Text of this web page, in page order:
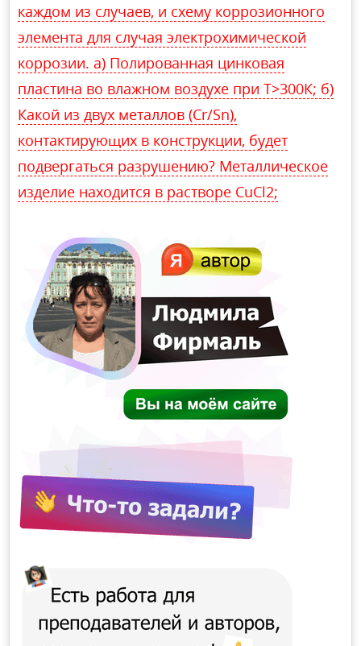
каждом из случаев, и схему коррозионного
элемента для случая электрохимической
коррозии. а) Полированная цинковая
пластина во влажном воздухе при Т>300К; б)
Какой из двух металлов (Cr/Sn),
контактирующих в конструкции, будет
подвергаться разрушению? Металлическое
изделие находится в растворе CuCl2;